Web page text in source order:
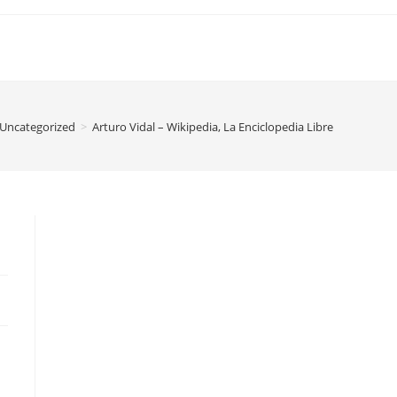
Uncategorized > Arturo Vidal – Wikipedia, La Enciclopedia Libre